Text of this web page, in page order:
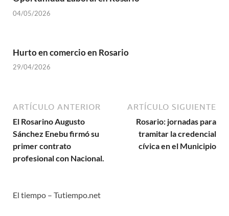
04/05/2026
Hurto en comercio en Rosario
29/04/2026
ARTÍCULO ANTERIOR
El Rosarino Augusto
Sánchez Enebu firmó su
primer contrato
profesional con Nacional.
ARTÍCULO SIGUIENTE
Rosario: jornadas para
tramitar la credencial
cívica en el Municipio
El tiempo – Tutiempo.net